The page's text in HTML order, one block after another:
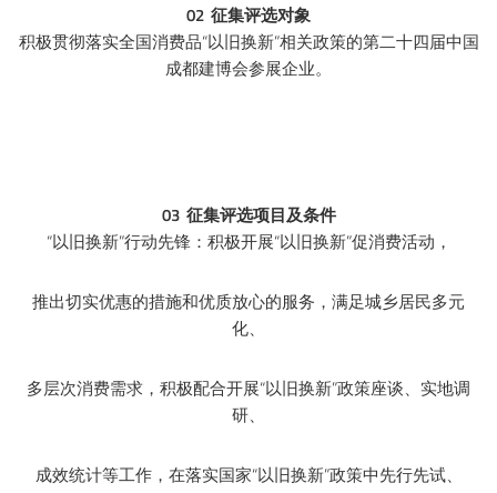
02 征集评选对象
积极贯彻落实全国消费品“以旧换新”相关政策的第二十四届中国
成都建博会参展企业。
03 征集评选项目及条件
“以旧换新”行动先锋：积极开展“以旧换新”促消费活动，
推出切实优惠的措施和优质放心的服务，满足城乡居民多元
化、
多层次消费需求，积极配合开展“以旧换新”政策座谈、实地调
研、
成效统计等工作，在落实国家“以旧换新”政策中先行先试、